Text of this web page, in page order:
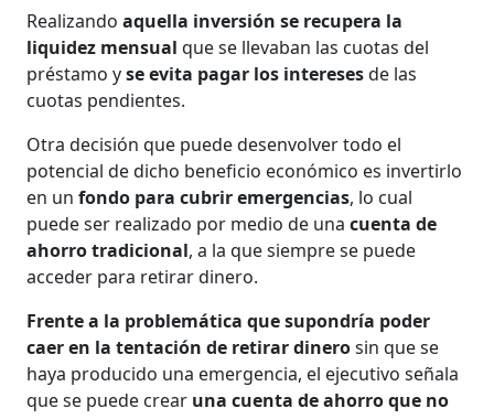
Realizandoaquella inversión se recupera la
liquidez mensualque se llevaban las cuotas del
préstamo yse evita pagar los interesesde las
cuotas pendientes.
Otra decisión que puede desenvolver todo el
potencial de dicho beneficio económico es invertirlo
en unfondo para cubrir emergencias, lo cual
puede ser realizado por medio de una cuenta de
ahorro tradicional, a la que siempre se puede
acceder para retirar dinero.
Frente a la problemática que supondría poder
caer en la tentación de retirar dinerosin que se
haya producido una emergencia, el ejecutivo señala
que se puede crear una cuenta de ahorro que no